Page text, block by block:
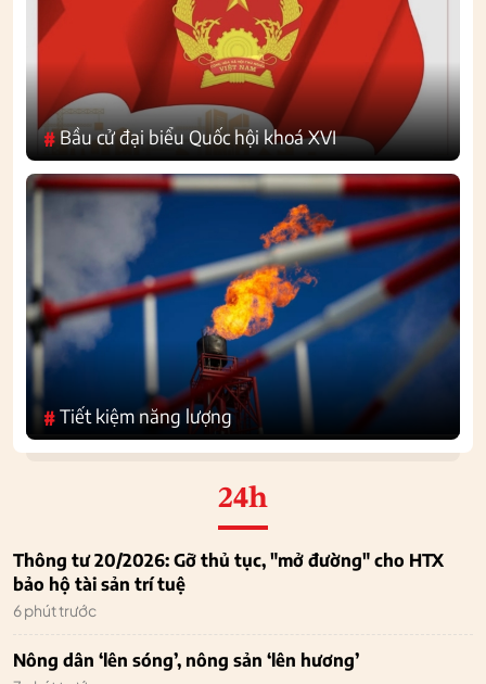
#Bầu cử đại biểu Quốc hội khoá XVI
#Tiết kiệm năng lượng
24h
Thông tư 20/2026: Gỡ thủ tục, "mở đường" cho HTX
bảo hộ tài sản trí tuệ
6 phút trước
Nông dân ‘lên sóng’, nông sản ‘lên hương’